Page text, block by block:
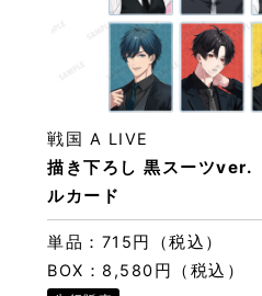
描き下ろし 黒スーツver.
ルカード
戦国 A LIVE
単品：715円（税込）
BOX：8,580円（税込）